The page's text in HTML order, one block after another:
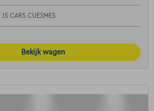
JS CARS CUESMES
Bekijk wagen